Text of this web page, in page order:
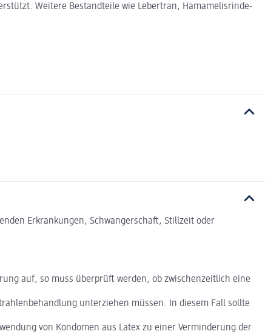
Weitere Bestandteile wie Lebertran, Hamamelisrinde-
Erkrankungen, Schwangerschaft, Stillzeit oder
auf, so muss überprüft werden, ob zwischenzeitlich eine
unterziehen müssen. In diesem Fall sollte
von Kondomen aus Latex zu einer Verminderung der